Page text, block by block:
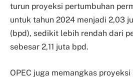
turun proyeksi pertumbuhan
untuk tahun 2024 menjadi 2,03
(bpd), sedikit lebih rendah dari
sebesar 2,11 juta bpd.
OPEC juga memangkas